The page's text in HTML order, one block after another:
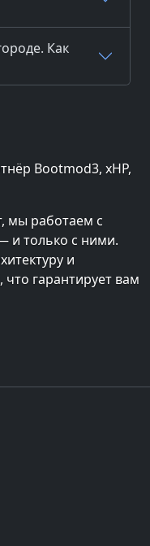
Как
Bootmod3, xHP,
мы работаем с
и только с ними.
и
гарантирует вам